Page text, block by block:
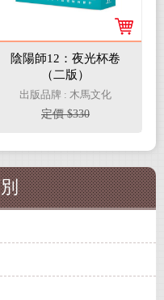
陰陽師12：夜光杯卷
（二版）
出版品牌 : 木馬文化
定價 $330